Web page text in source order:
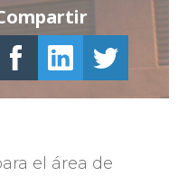
el área de